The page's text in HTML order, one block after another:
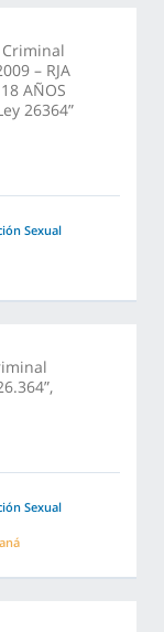
– RJA
AÑOS
26364”
Sexual
Sexual